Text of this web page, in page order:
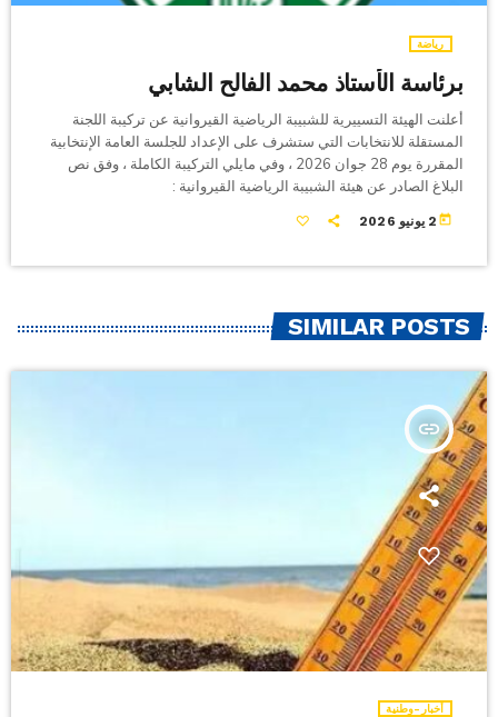
رياضة
برئاسة الأستاذ محمد الفالح الشابي
أعلنت الهيئة التسييرية للشبيبة الرياضية القيروانية عن تركيبة اللجنة
المستقلة للانتخابات التي ستشرف على الإعداد للجلسة العامة الإنتخابية
المقررة يوم 28 جوان 2026 ، وفي مايلي التركيبة الكاملة ، وفق نص
البلاغ الصادر عن هيئة الشبيبة الرياضية القيروانية :
today 2 يونيو 2026
SIMILAR POSTS
insert_link
أخبار-وطنية